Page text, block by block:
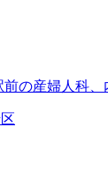
前の産婦人科